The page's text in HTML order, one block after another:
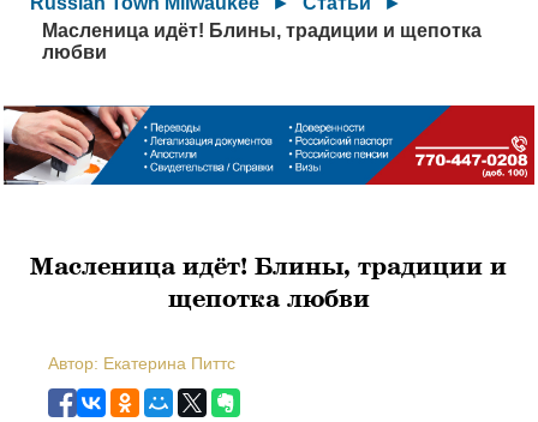
Масленица идёт! Блины, традиции и щепотка
любви
Масленица идёт! Блины, традиции и
щепотка любви
Автор: Екатерина Питтс